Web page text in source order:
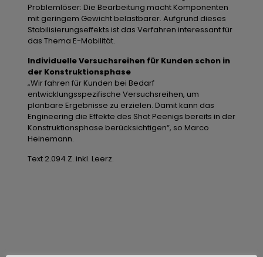
Problemlöser: Die Bearbeitung macht Komponenten
mit geringem Gewicht belastbarer. Aufgrund dieses
Stabilisierungseffekts ist das Verfahren interessant für
das Thema E-Mobilität.
Individuelle Versuchsreihen für Kunden schon in
der Konstruktionsphase
„Wir fahren für Kunden bei Bedarf
entwicklungsspezifische Versuchsreihen, um
planbare Ergebnisse zu erzielen. Damit kann das
Engineering die Effekte des Shot Peenigs bereits in der
Konstruktionsphase berücksichtigen“, so Marco
Heinemann.
Text 2.094 Z. inkl. Leerz.